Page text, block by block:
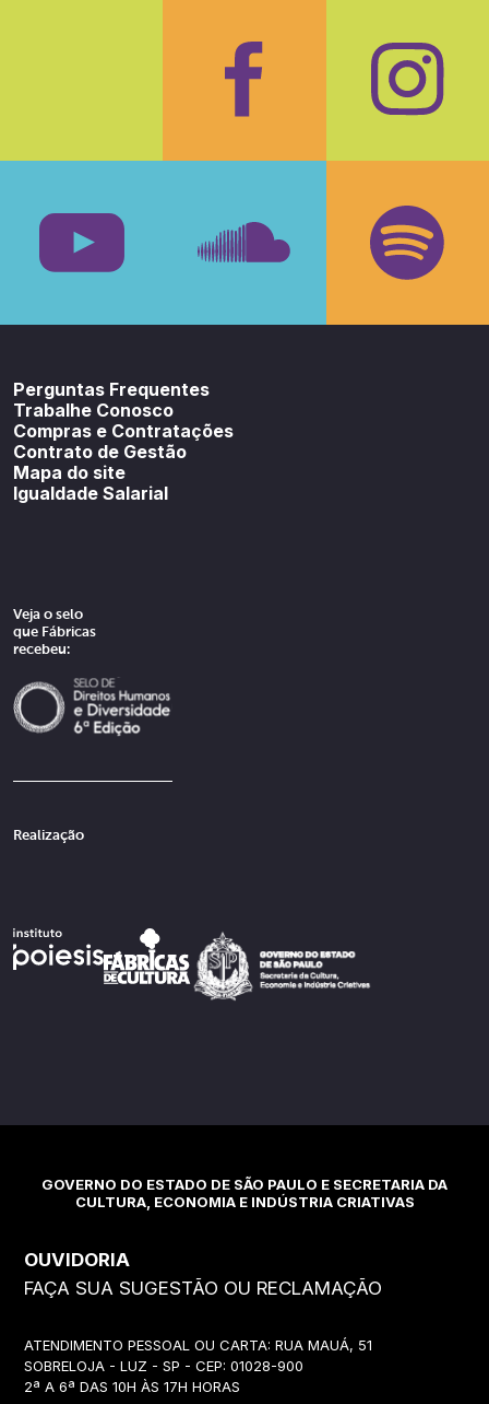
Facebook
Perguntas Frequentes
Trabalhe Conosco
Compras e Contratações
Contrato de Gestão
Mapa do site
Igualdade Salarial
Veja o selo
que Fábricas
recebeu:
Realização
GOVERNO DO ESTADO DE SÃO PAULO E SECRETARIA DA
CULTURA, ECONOMIA E INDÚSTRIA CRIATIVAS
OUVIDORIA
FAÇA SUA SUGESTÃO OU RECLAMAÇÃO
ATENDIMENTO PESSOAL OU CARTA: RUA MAUÁ, 51
SOBRELOJA - LUZ - SP - CEP: 01028-900
2ª A 6ª DAS 10H ÀS 17H HORAS